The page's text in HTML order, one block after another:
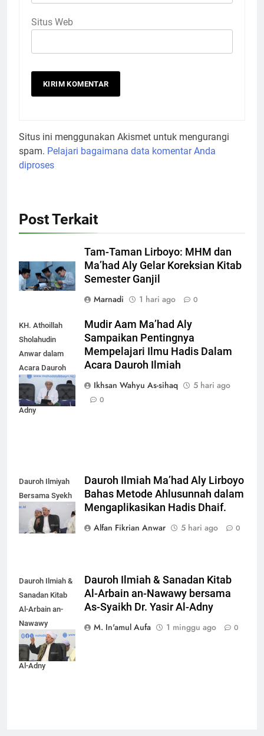
Situs Web
Situs ini menggunakan Akismet untuk mengurangi
spam. Pelajari bagaimana data komentar Anda
diproses
Post Terkait
Tam-Taman Lirboyo: MHM dan
Ma’had Aly Gelar Koreksian Kitab
Semester Ganjil
Marnadi
1 hari ago 0
KH. Athoillah
Sholahudin
Anwar dalam
Acara Dauroh
Ilmiah bersama
Syekh Yasir Al-
Adny
Mudir Aam Ma’had Aly
Sampaikan Pentingnya
Mempelajari Ilmu Hadis Dalam
Acara Dauroh Ilmiah
Ikhsan Wahyu As-sihaq
5 hari ago
0
Dauroh Ilmiyah
Bersama Syekh
Yasir Al-Adny
Dauroh Ilmiah Ma’had Aly Lirboyo
Bahas Metode Ahlusunnah dalam
Mengaplikasikan Hadis Dhaif.
Alfan Fikrian Anwar
5 hari ago 0
Dauroh Ilmiah &
Sanadan Kitab
Al-Arbain an-
Nawawy
bersama As-
Syaikh Dr. Yasir
Al-Adny
Dauroh Ilmiah & Sanadan Kitab
Al-Arbain an-Nawawy bersama
As-Syaikh Dr. Yasir Al-Adny
M. In'amul Aufa
1 minggu ago 0